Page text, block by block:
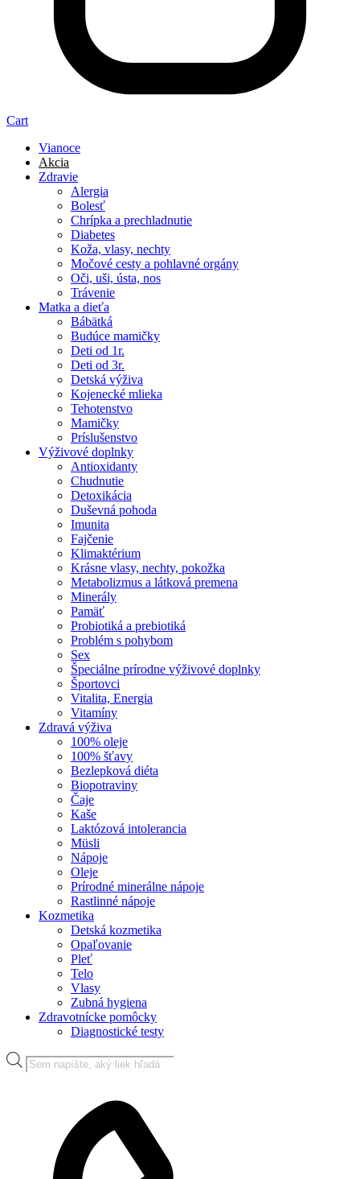
Cart
Vianoce
Akcia
Zdravie
Alergia
Bolesť
Chrípka a prechladnutie
Diabetes
Koža, vlasy, nechty
Močové cesty a pohlavné orgány
Oči, uši, ústa, nos
Trávenie
Matka a dieťa
Bábätká
Budúce mamičky
Deti od 1r.
Deti od 3r.
Detská výživa
Kojenecké mlieka
Tehotenstvo
Mamičky
Príslušenstvo
Výživové doplnky
Antioxidanty
Chudnutie
Detoxikácia
Duševná pohoda
Imunita
Fajčenie
Klimaktérium
Krásne vlasy, nechty, pokožka
Metabolizmus a látková premena
Minerály
Pamäť
Probiotiká a prebiotiká
Problém s pohybom
Sex
Špeciálne prírodne výživové doplnky
Športovci
Vitalita, Energia
Vitamíny
Zdravá výživa
100% oleje
100% šťavy
Bezlepková diéta
Biopotraviny
Čaje
Kaše
Laktózová intolerancia
Müsli
Nápoje
Oleje
Prírodné minerálne nápoje
Rastlinné nápoje
Kozmetika
Detská kozmetika
Opaľovanie
Pleť
Telo
Vlasy
Zubná hygiena
Zdravotnícke pomôcky
Diagnostické testy
Products
search